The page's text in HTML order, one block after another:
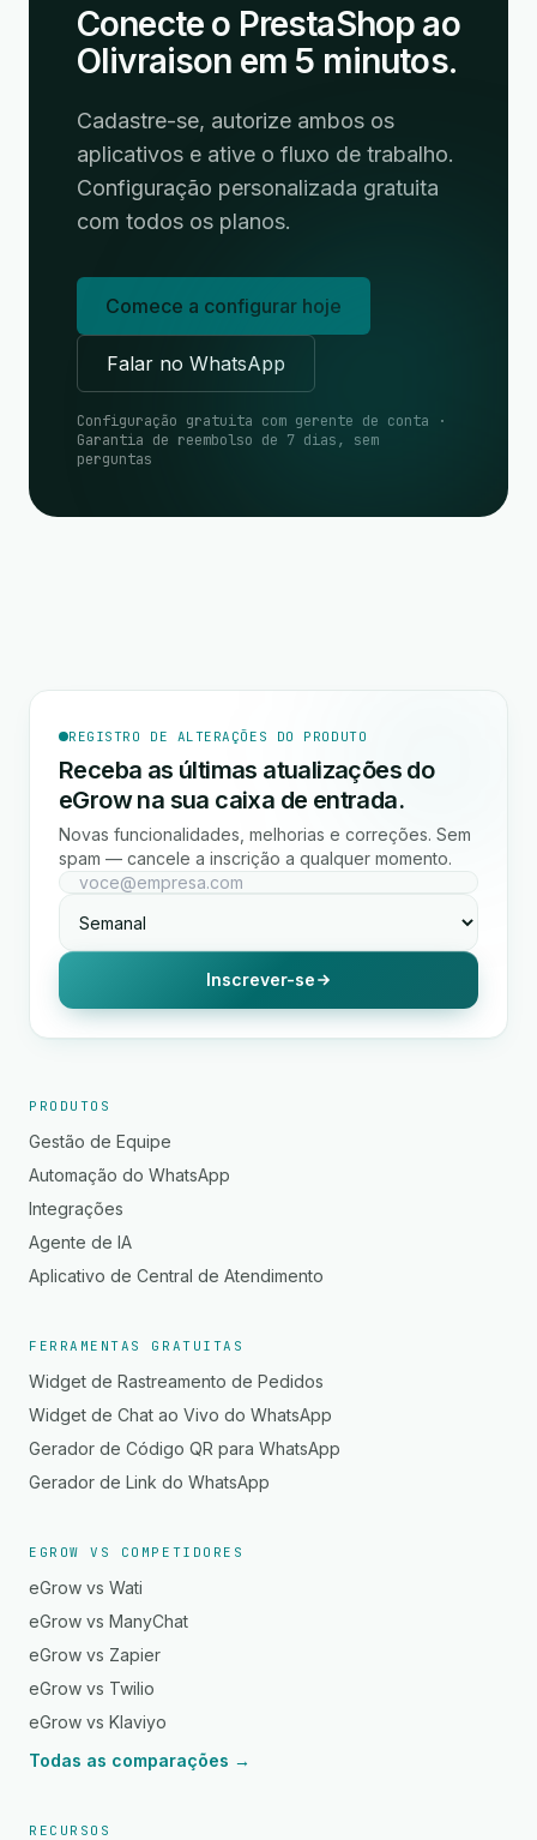
Conecte o PrestaShop ao
Olivraison em 5 minutos.
Cadastre-se, autorize ambos os
aplicativos e ative o fluxo de trabalho.
Configuração personalizada gratuita
com todos os planos.
Comece a configurar hoje
Falar no WhatsApp
Configuração gratuita com gerente de conta ·
Garantia de reembolso de 7 dias, sem
perguntas
REGISTRO DE ALTERAÇÕES DO PRODUTO
Receba as últimas atualizações do
eGrow na sua caixa de entrada.
Novas funcionalidades, melhorias e correções. Sem
spam — cancele a inscrição a qualquer momento.
Inscrever-se
PRODUTOS
Gestão de Equipe
Automação do WhatsApp
Integrações
Agente de IA
Aplicativo de Central de Atendimento
FERRAMENTAS GRATUITAS
Widget de Rastreamento de Pedidos
Widget de Chat ao Vivo do WhatsApp
Gerador de Código QR para WhatsApp
Gerador de Link do WhatsApp
EGROW VS COMPETIDORES
eGrow vs Wati
eGrow vs ManyChat
eGrow vs Zapier
eGrow vs Twilio
eGrow vs Klaviyo
Todas as comparações →
RECURSOS